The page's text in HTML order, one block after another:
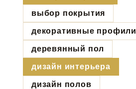
выбор покрытия
декоративные профили
деревянный пол
дизайн интерьера
дизайн полов